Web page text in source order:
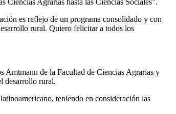
Ciencias Agrarias hasta las Ciencias Sociales”.
es reflejo de un programa consolidado y con
rural. Quiero felicitar a todos los
Amtmann de la Facultad de Ciencias Agrarias y
desarrollo rural.
teniendo en consideración las